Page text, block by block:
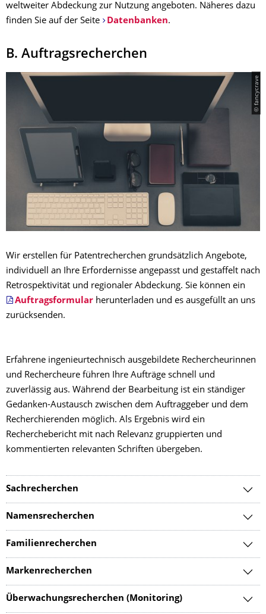
weltweiter Abdeckung zur Nutzung angeboten. Näheres dazu
finden Sie auf der Seite
Datenbanken.
B. Auftragsrecherchen
© fancycrave
Wir erstellen für Patentrecherchen grundsätzlich Angebote,
individuell an Ihre Erfordernisse angepasst und gestaffelt nach
Retrospektivität und regionaler Abdeckung. Sie können ein
Auftragsformular herunterladen und es ausgefüllt an uns
zurücksenden.
Erfahrene ingenieurtechnisch ausgebildete Rechercheurinnen
und Rechercheure führen Ihre Aufträge schnell und
zuverlässig aus. Während der Bearbeitung ist ein ständiger
Gedanken-Austausch zwischen dem Auftraggeber und dem
Recherchierenden möglich. Als Ergebnis wird ein
Recherchebericht mit nach Relevanz gruppierten und
kommentierten relevanten Schriften übergeben.
Sachrecherchen
Namensrecherchen
Familienrecherchen
Markenrecherchen
Überwachungsrecherchen (Monitoring)